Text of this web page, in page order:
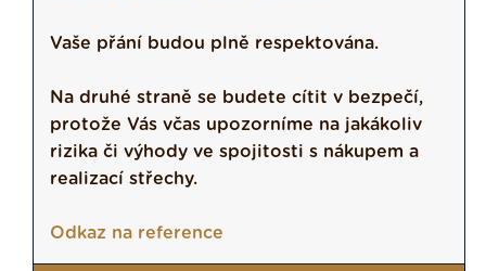
Vaše přání budou plně respektována.
Na druhé straně se budete cítit v bezpečí,
protože Vás včas upozorníme na jakákoliv
rizika či výhody ve spojitosti s nákupem a
realizací střechy.
Odkaz na reference